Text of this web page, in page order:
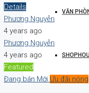
VĂN
Details
Phương Nguyễn
4 years ago
Phương Nguyễn
4 years ago
Featured
Đang bán Mới Ưu đãi nóng